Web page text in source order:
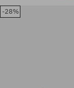
-28%